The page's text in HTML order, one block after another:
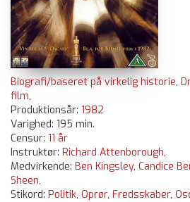
Biografi/baseret på virkelig historie,
film,
Produktionsår: 1982
Varighed: 195 min.
Censur: 11 år
Instruktør: Richard Attenborough,
Medvirkende: Ben Kingsley, Candice
Sheen,
Stikord: Politik, Oprør, Fredsskaber,